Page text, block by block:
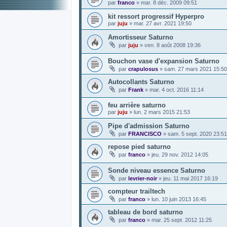
par franco » mar. 8 déc. 2009 09:51
kit ressort progressif Hyperpro
par juju » mar. 27 avr. 2021 19:50
Amortisseur Saturno
par juju » ven. 8 août 2008 19:36
Bouchon vase d'expansion Saturno
par crapulosus » sam. 27 mars 2021 15:50
Autocollants Saturno
par Frank » mar. 4 oct. 2016 11:14
feu arrière saturno
par juju » lun. 2 mars 2015 21:53
Pipe d'admission Saturno
par FRANCISCO » sam. 5 sept. 2020 23:51
repose pied saturno
par franco » jeu. 29 nov. 2012 14:05
Sonde niveau essence Saturno
par levrier-noir» jeu. 11 mai 2017 16:19
compteur trailtech
par franco » lun. 10 juin 2013 16:45
tableau de bord saturno
par franco » mar. 25 sept. 2012 11:25